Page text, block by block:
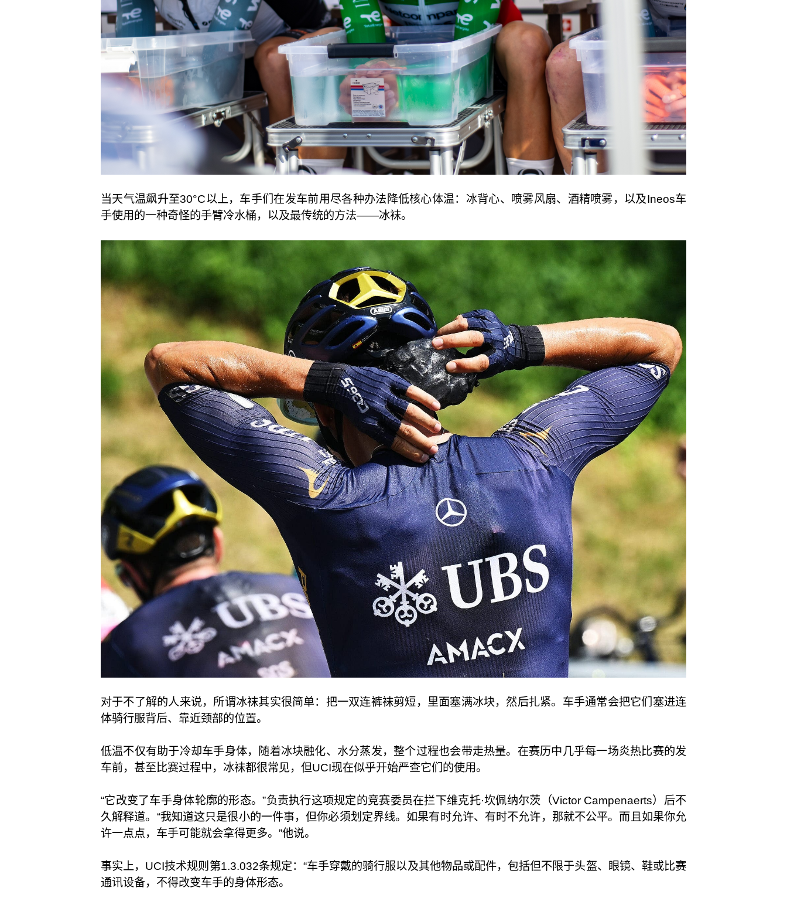
当天气温飙升至30°C以上，车手们在发车前用尽各种办法降低核心体温：冰背心、喷雾风扇、酒精喷雾，以及Ineos车
手使用的一种奇怪的手臂冷水桶，以及最传统的方法——冰袜。
对于不了解的人来说，所谓冰袜其实很简单：把一双连裤袜剪短，里面塞满冰块，然后扎紧。车手通常会把它们塞进连
体骑行服背后、靠近颈部的位置。
低温不仅有助于冷却车手身体，随着冰块融化、水分蒸发，整个过程也会带走热量。在赛历中几乎每一场炎热比赛的发
车前，甚至比赛过程中，冰袜都很常见，但UCI现在似乎开始严查它们的使用。
“它改变了车手身体轮廓的形态。”负责执行这项规定的竞赛委员在拦下维克托·坎佩纳尔茨（Victor Campenaerts）后不
久解释道。“我知道这只是很小的一件事，但你必须划定界线。如果有时允许、有时不允许，那就不公平。而且如果你允
许一点点，车手可能就会拿得更多。”他说。
事实上，UCI技术规则第1.3.032条规定：“车手穿戴的骑行服以及其他物品或配件，包括但不限于头盔、眼镜、鞋或比赛
通讯设备，不得改变车手的身体形态。